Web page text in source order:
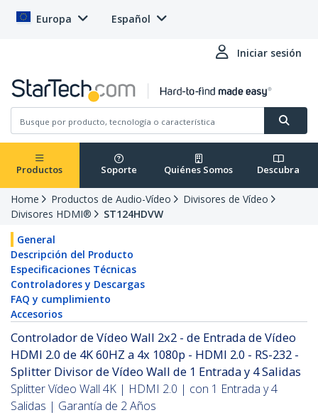
Europa Español
Iniciar sesión
Productos Soporte Quiénes Somos Descubra
Home Productos de Audio-Vídeo
Divisores de Vídeo
Divisores HDMI®
ST124HDVW
General
Descripción del Producto
Especificaciones Técnicas
Controladores y Descargas
FAQ y cumplimiento
Accesorios
Controlador de Vídeo Wall 2x2 - de Entrada de Vídeo
HDMI 2.0 de 4K 60HZ a 4x 1080p - HDMI 2.0 - RS-232 -
Splitter Divisor de Vídeo Wall de 1 Entrada y 4 Salidas
Splitter Vídeo Wall 4K | HDMI 2.0 | con 1 Entrada y 4
Salidas | Garantía de 2 Años